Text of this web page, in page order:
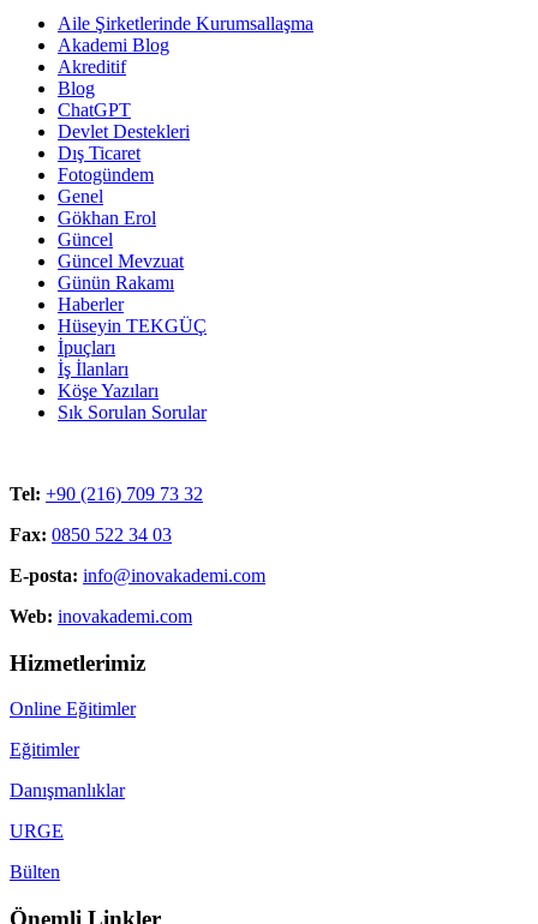
Aile Şirketlerinde Kurumsallaşma
Akademi Blog
Akreditif
Blog
ChatGPT
Devlet Destekleri
Dış Ticaret
Fotogündem
Genel
Gökhan Erol
Güncel
Güncel Mevzuat
Günün Rakamı
Haberler
Hüseyin TEKGÜÇ
İpuçları
İş İlanları
Köşe Yazıları
Sık Sorulan Sorular
Tel: +90 (216) 709 73 32
Fax: 0850 522 34 03
E-posta: info@inovakademi.com
Web: inovakademi.com
Hizmetlerimiz
Online Eğitimler
Eğitimler
Danışmanlıklar
URGE
Bülten
Önemli Linkler